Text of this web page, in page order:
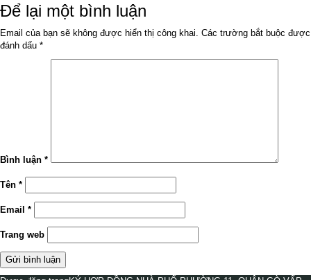
ngày
đầy
đủ
Để lại một bình luận
Email của bạn sẽ không được hiển thị công khai. Các trường bắt buộc được
đánh dấu *
Bình luận *
Tên *
Email *
Trang web